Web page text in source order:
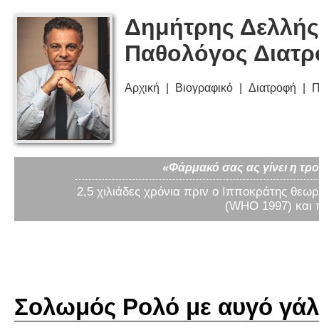
Δημήτρης
Παθολόγος
Αρχική Βιογραφικό Διατροφή
«Φάρμακό σας ας γίνει η
2,5 χιλιάδες χρόνια πριν ο Ιπποκράτης
(WHO 1997) και
Σολωμός Ρολό με αυγό